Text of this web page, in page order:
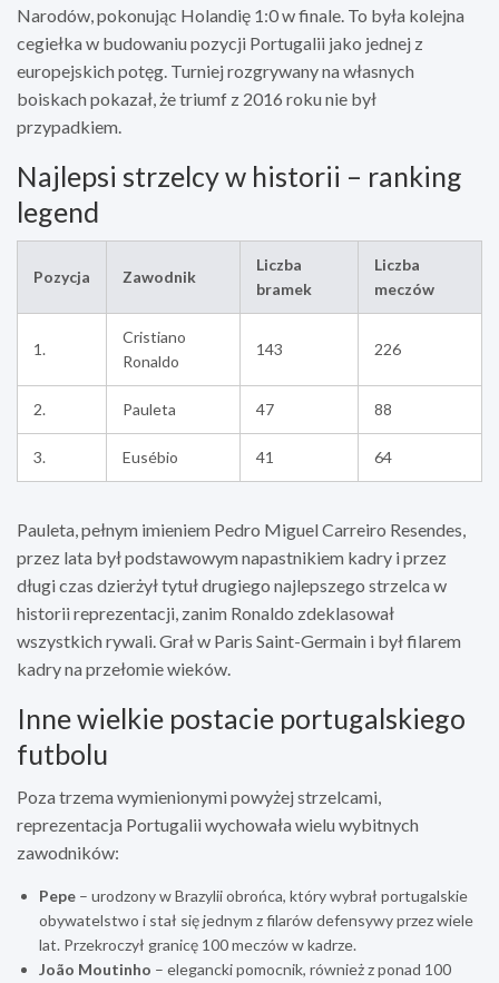
Narodów, pokonując Holandię 1:0 w finale. To była kolejna
cegiełka w budowaniu pozycji Portugalii jako jednej z
europejskich potęg. Turniej rozgrywany na własnych
boiskach pokazał, że triumf z 2016 roku nie był
przypadkiem.
Najlepsi strzelcy w historii – ranking
legend
Pozycja Zawodnik
Liczba
bramek
Liczba
meczów
1.
Cristiano
Ronaldo
143 226
2. Pauleta 47 88
3. Eusébio 41 64
Pauleta, pełnym imieniem Pedro Miguel Carreiro Resendes,
przez lata był podstawowym napastnikiem kadry i przez
długi czas dzierżył tytuł drugiego najlepszego strzelca w
historii reprezentacji, zanim Ronaldo zdeklasował
wszystkich rywali. Grał w Paris Saint-Germain i był filarem
kadry na przełomie wieków.
Inne wielkie postacie portugalskiego
futbolu
Poza trzema wymienionymi powyżej strzelcami,
reprezentacja Portugalii wychowała wielu wybitnych
zawodników:
Pepe – urodzony w Brazylii obrońca, który wybrał portugalskie
obywatelstwo i stał się jednym z filarów defensywy przez wiele
lat. Przekroczył granicę 100 meczów w kadrze.
João Moutinho – elegancki pomocnik, również z ponad 100